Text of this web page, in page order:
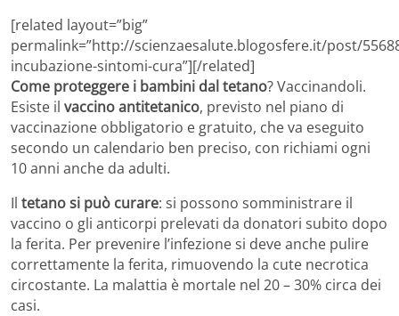
[related layout=”big”
permalink=”http://scienzaesalute.blogosfere.it/post/
incubazione-sintomi-cura”][/related]
Come proteggere i bambini dal tetano? Vaccinandoli.
Esiste il vaccino antitetanico, previsto nel piano di
vaccinazione obbligatorio e gratuito, che va eseguito
secondo un calendario ben preciso, con richiami ogni
10 anni anche da adulti.
Il tetano si può curare: si possono somministrare il
vaccino o gli anticorpi prelevati da donatori subito dopo
la ferita. Per prevenire l’infezione si deve anche pulire
correttamente la ferita, rimuovendo la cute necrotica
circostante. La malattia è mortale nel 20 – 30% circa dei
casi.